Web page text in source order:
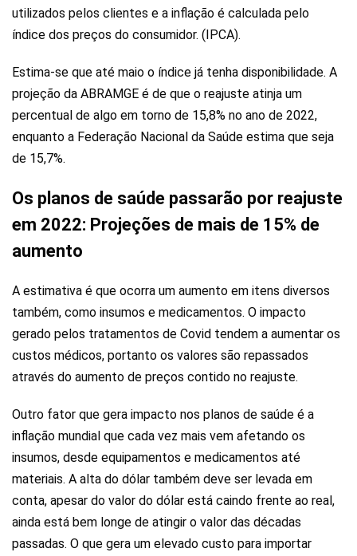
utilizados pelos clientes e a inflação é calculada pelo
índice dos preços do consumidor. (IPCA).
Estima-se que até maio o índice já tenha disponibilidade. A
projeção da ABRAMGE é de que o reajuste atinja um
percentual de algo em torno de 15,8% no ano de 2022,
enquanto a Federação Nacional da Saúde estima que seja
de 15,7%.
Os planos de saúde passarão por reajuste
em 2022: Projeções de mais de 15% de
aumento
A estimativa é que ocorra um aumento em itens diversos
também, como insumos e medicamentos. O impacto
gerado pelos tratamentos de Covid tendem a aumentar os
custos médicos, portanto os valores são repassados
através do aumento de preços contido no reajuste.
Outro fator que gera impacto nos planos de saúde é a
inflação mundial que cada vez mais vem afetando os
insumos, desde equipamentos e medicamentos até
materiais. A alta do dólar também deve ser levada em
conta, apesar do valor do dólar está caindo frente ao real,
ainda está bem longe de atingir o valor das décadas
passadas. O que gera um elevado custo para importar